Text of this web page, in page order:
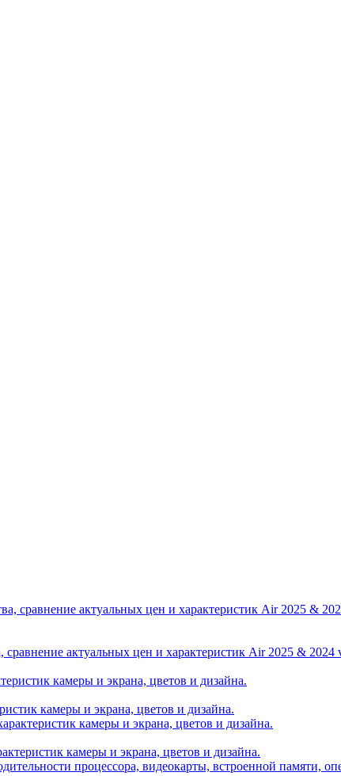
актуальных цен и характеристик Air 2025 & 2024
камеры и экрана, цветов и дизайна.
камеры и экрана, цветов и дизайна.